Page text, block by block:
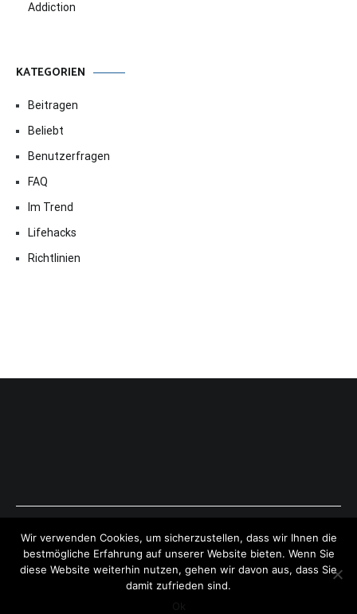
Addiction
KATEGORIEN
Beitragen
Beliebt
Benutzerfragen
FAQ
Im Trend
Lifehacks
Richtlinien
Copyright © 2026ExpressAntworten.com. All rights reserved.
Theme:Cenote by ThemeGrill. Powered byWordPress .
Wir verwenden Cookies, um sicherzustellen, dass wir Ihnen die
bestmögliche Erfahrung auf unserer Website bieten. Wenn Sie
diese Website weiterhin nutzen, gehen wir davon aus, dass Sie
damit zufrieden sind.
Ok